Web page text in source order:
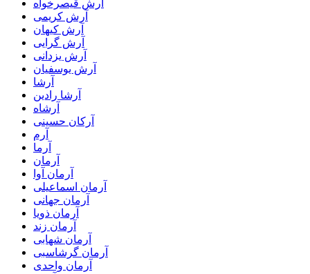
آرش قیصرخواه
آرش کریمی
آرش کیهان
آرش گرایی
آرش یزدانی
آرش یوسفیان
آرشا
آرشا رادین
آرشاه
آرکان حسینی
آرم
آرما
آرمان
آرمان آوا
آرمان اسماعیلی
آرمان جهانی
آرمان ذویا
آرمان زند
آرمان شهابی
آرمان گرشاسبی
آرمان واحدی